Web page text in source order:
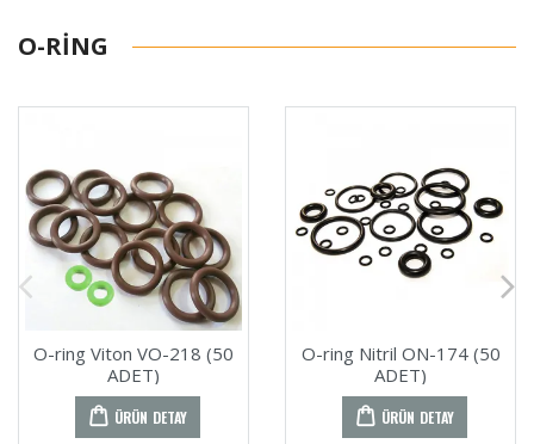
O-RING
O-ring Viton VO-218 (50
ADET)
ÜRÜN DETAY
O-ring Nitril ON-174 (50
ADET)
ÜRÜN DETAY